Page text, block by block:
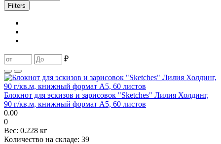
Filters
₽
Блокнот для эскизов и зарисовок "Sketches" Лилия Холдинг,
90 г/кв.м, книжный формат А5, 60 листов
0.00
0
Вес: 0.228 кг
Количество на складе: 39